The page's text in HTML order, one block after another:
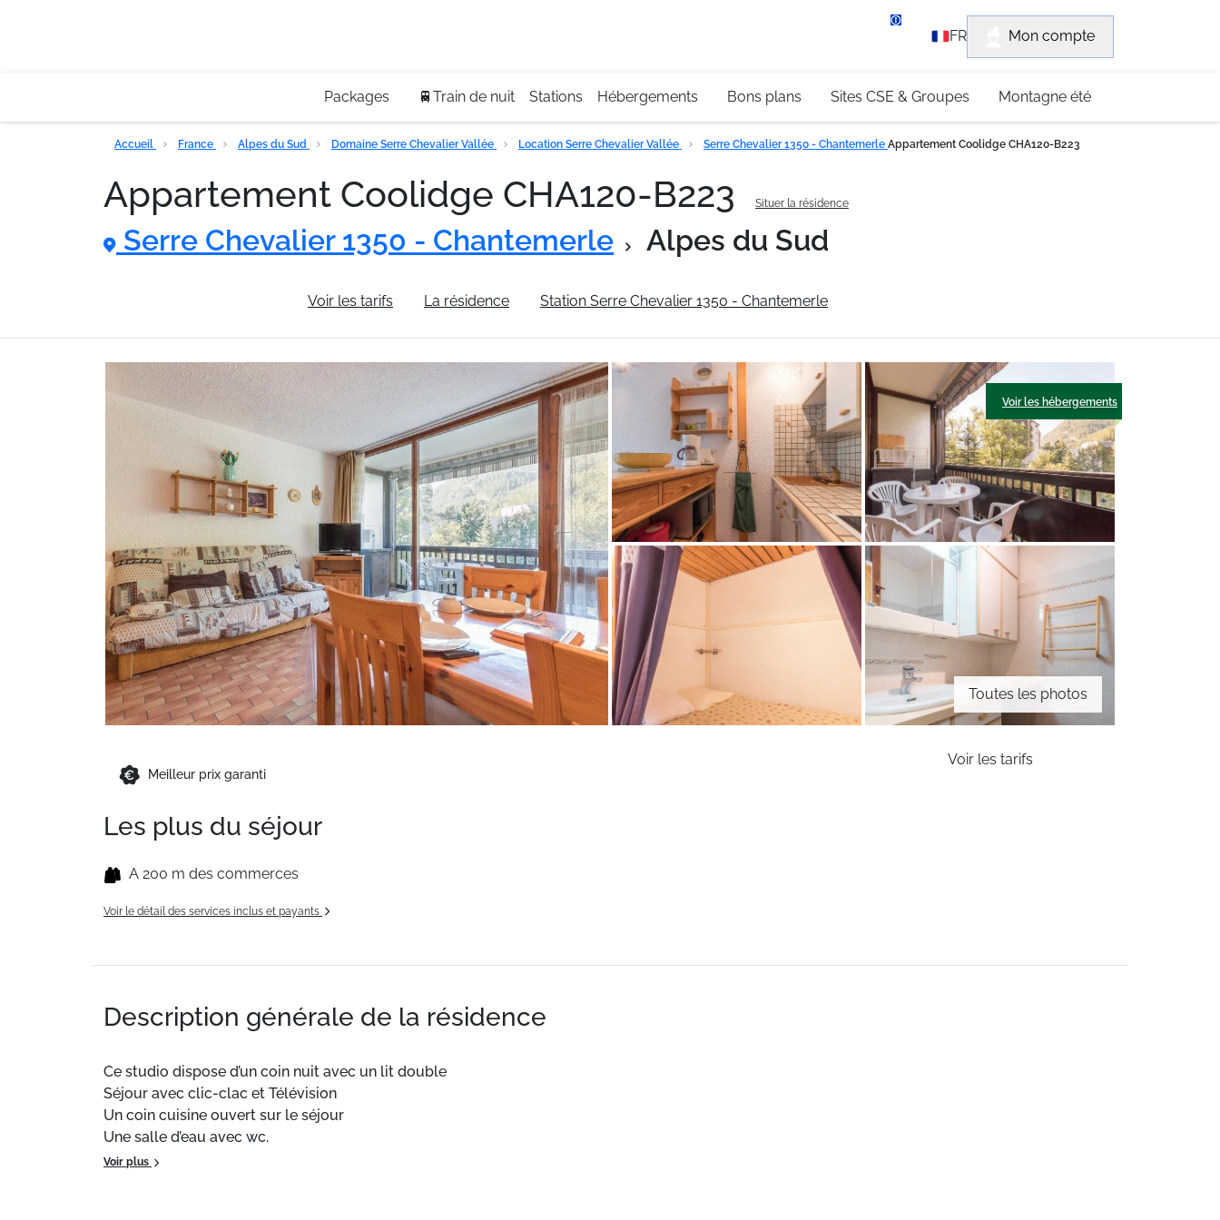
+33 (0)4 79 96 30 69
FR Mon compte
Packages 🚆Train de nuit Stations Hébergements Bons plans Sites CSE & Groupes Montagne été
Accueil France Alpes du Sud Domaine Serre Chevalier Vallée Location Serre Chevalier Vallée Serre Chevalier 1350 - Chantemerle Appartement Coolidge CHA120-B223
Appartement Coolidge CHA120-B223 Situer la résidence
Serre Chevalier 1350 - Chantemerle Alpes du Sud
Voir les tarifs La résidence Station Serre Chevalier 1350 - Chantemerle
Toutes les photos
Voir les hébergements
Meilleur prix garanti
Voir les tarifs
Les plus du séjour
A 200 m des commerces
Voir le détail des services inclus et payants
Description générale de la résidence
Ce studio dispose d’un coin nuit avec un lit double
Séjour avec clic-clac et Télévision
Un coin cuisine ouvert sur le séjour
Une salle d’eau avec wc.
Et un balcon avec table et chaises.
Voir plus